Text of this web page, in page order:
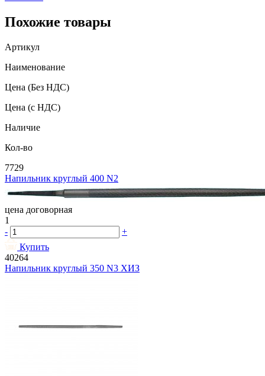
Похожие товары
Артикул
Наименование
Цена (Без НДС)
Цена (с НДС)
Наличие
Кол-во
7729
Напильник круглый 400 N2
цена договорная
1
-
+
Купить
40264
Напильник круглый 350 N3 ХИЗ